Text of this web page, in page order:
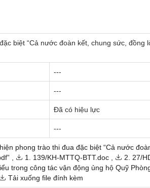
biệt “Cả nước đoàn kết, chung sức, đồng
---
---
Đã có hiệu lực
---
phong trào thi đua đặc biệt “Cả nước
1. 139/KH-MTTQ-BTT.doc
2. 27/
trong công tác vận động ủng hộ Quỹ
Tải xuống file đính kèm